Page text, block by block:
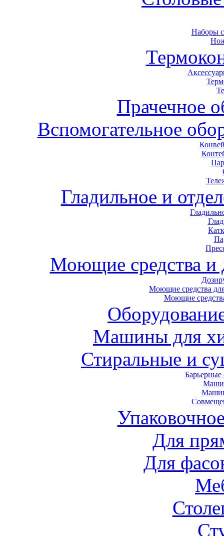
Наборы
Прачечное
Вспомогательное
Гладильное и
Моющие средства
Моющие средства
Моющие
Машины для
Стиральные и
Для
Для